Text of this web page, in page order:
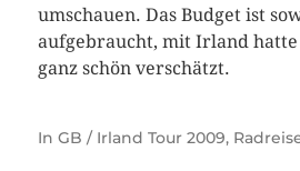
umschauen. Das Budget ist
aufgebraucht, mit Irland
ganz schön verschätzt.
In GB / Irland Tour 2009,